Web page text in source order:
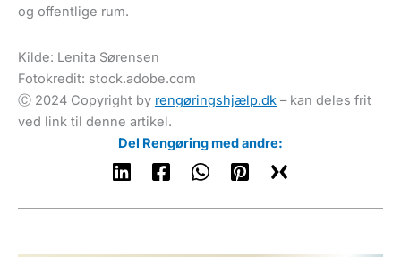
og offentlige rum.
Kilde: Lenita Sørensen
Fotokredit: stock.adobe.com
Ⓒ 2024 Copyright by rengøringshjælp.dk – kan deles frit
ved link til denne artikel.
Del Rengøring med andre: